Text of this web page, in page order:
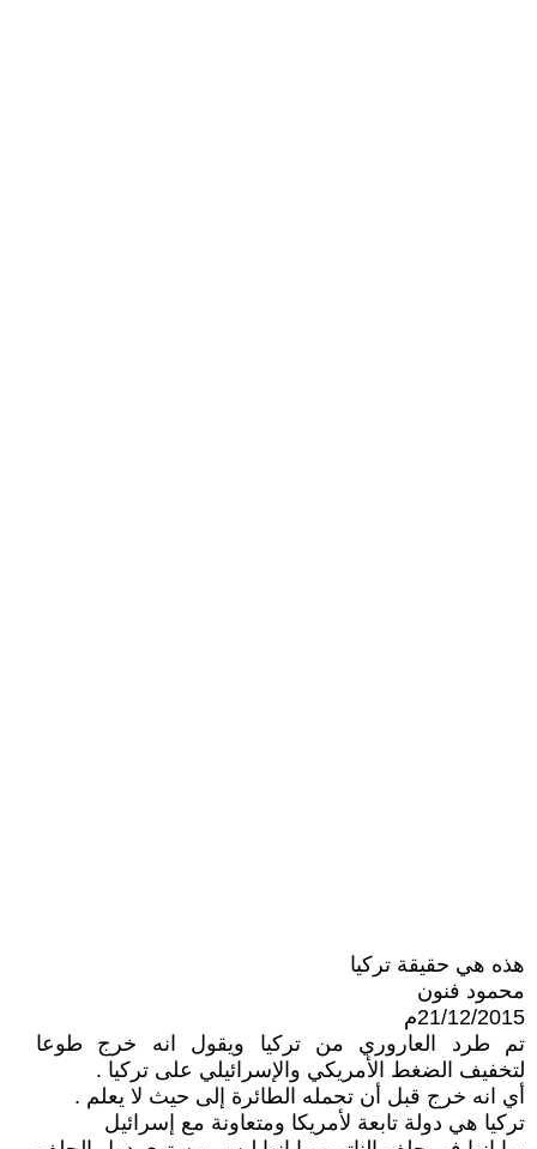
هذه هي حقيقة تركيا
محمود فنون
21/12/2015م
تم طرد العاروري من تركيا ويقول انه خرج طوعا
لتخفيف الضغط الأمريكي والإسرائيلي على تركيا .
أي انه خرج قبل أن تحمله الطائرة إلى حيث لا يعلم .
تركيا هي دولة تابعة لأمريكا ومتعاونة مع إسرائيل